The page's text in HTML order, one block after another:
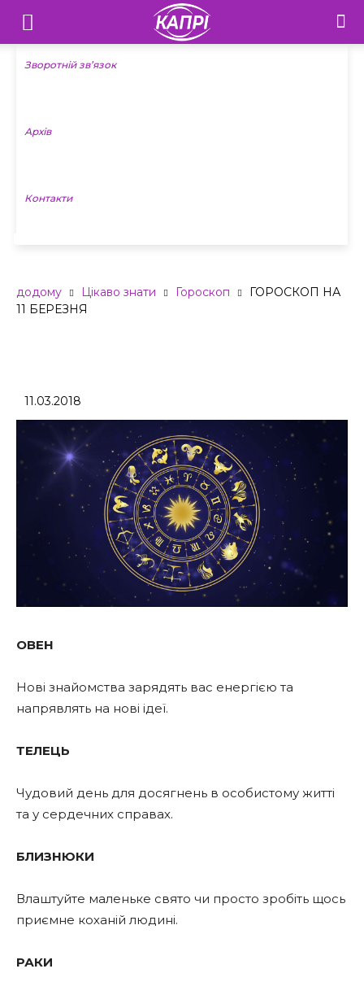
Телебачення
«Капрі»
Новини
Зворотній зв’язок
Архів
Контакти
додому Цікаво знати Гороскоп
ГОРОСКОП НА
11 БЕРЕЗНЯ
11.03.2018
ОВЕН
Нові знайомства зарядять вас енергією та
напрявлять на нові ідеї.
ТЕЛЕЦЬ
Чудовий день для досягнень в особистому житті
та у сердечних справах.
БЛИЗНЮКИ
Влаштуйте маленьке свято чи просто зробіть щось
приємне коханій людині.
РАКИ